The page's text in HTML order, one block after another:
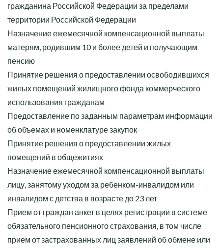
гражданина Российской Федерации за пределами
территории Российской Федерации
Назначение ежемесячной компенсационной выплаты
матерям, родившим 10 и более детей и получающим
пенсию
Принятие решения о предоставлении освободившихся
жилых помещений жилищного фонда коммерческого
использования гражданам
Предоставление по заданным параметрам информации
об объемах и номенклатуре закупок
Принятие решения о предоставлении жилых
помещений в общежитиях
Назначение ежемесячной компенсационной выплаты
лицу, занятому уходом за ребенком-инвалидом или
инвалидом с детства в возрасте до 23 лет
Прием от граждан анкет в целях регистрации в системе
обязательного пенсионного страхования, в том числе
прием от застрахованных лиц заявлений об обмене или